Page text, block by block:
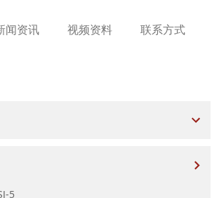
闻资讯 视频资料 联系方式
5